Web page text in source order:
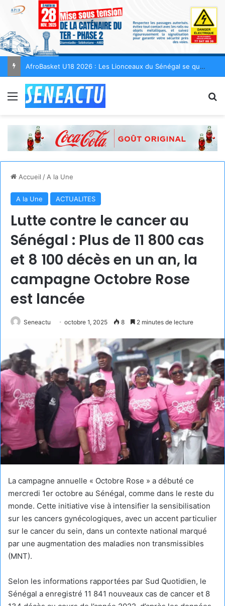
AfroBasket U18 2026 : Les Lionceaux du Sénégal se qualifient pour les quarts de finale
Menu
Accueil / A la Une
A la Une ACTUALITES
Lutte contre le cancer au
Sénégal : Plus de 11 800 cas
et 8 100 décès en un an, la
campagne Octobre Rose
est lancée
Seneactu octobre 1, 2025 8 2 minutes de lecture
La campagne annuelle « Octobre Rose » a débuté ce
mercredi 1er octobre au Sénégal, comme dans le reste du
monde. Cette initiative vise à intensifier la sensibilisation
sur les cancers gynécologiques, avec un accent particulier
sur le cancer du sein, dans un contexte national marqué
par une augmentation des maladies non transmissibles
(MNT).
Selon les informations rapportées par Sud Quotidien, le
Sénégal a enregistré 11 841 nouveaux cas de cancer et 8